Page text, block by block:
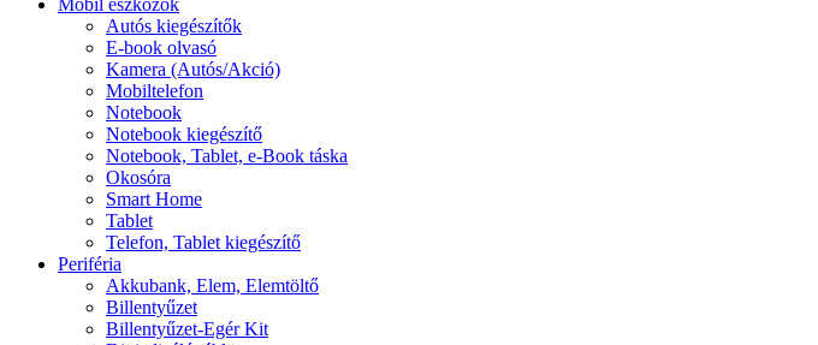
Mobil eszközök
Autós kiegészítők
E-book olvasó
Kamera (Autós/Akció)
Mobiltelefon
Notebook
Notebook kiegészítő
Notebook, Tablet, e-Book táska
Okosóra
Smart Home
Tablet
Telefon, Tablet kiegészítő
Periféria
Akkubank, Elem, Elemtöltő
Billentyűzet
Billentyűzet-Egér Kit